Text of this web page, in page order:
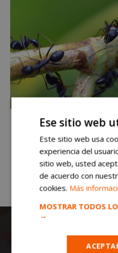
Ese sitio web
Este sitio web usa
experiencia del
sitio web, usted
de acuerdo con
cookies. Más
MOSTRAR TODOS
→